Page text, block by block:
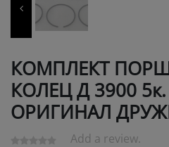
КОМПЛЕКТ
КОЛЕЦ Д 3900
ОРИГИНАЛ
Add a review.